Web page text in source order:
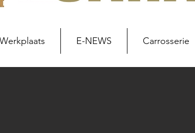
Werkplaats E-NEWS Carrosserie